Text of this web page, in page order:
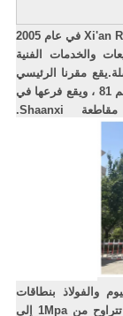
تأسست Xi'an Ruijia Measurement Instrument Co. ، Ltd في عام 2005
والخدمات الفنية
مقرنا الرئيسي
في Xi'an High-tech Zone ، Jinye First Road ، رقم 81 ، ويقع فرعها في
والفولاذ بنطاقات
تتراوح من 1 كجم إلى 50 طنًا ، ومستشعرات ضغط تتراوح من 1Mpa إلى